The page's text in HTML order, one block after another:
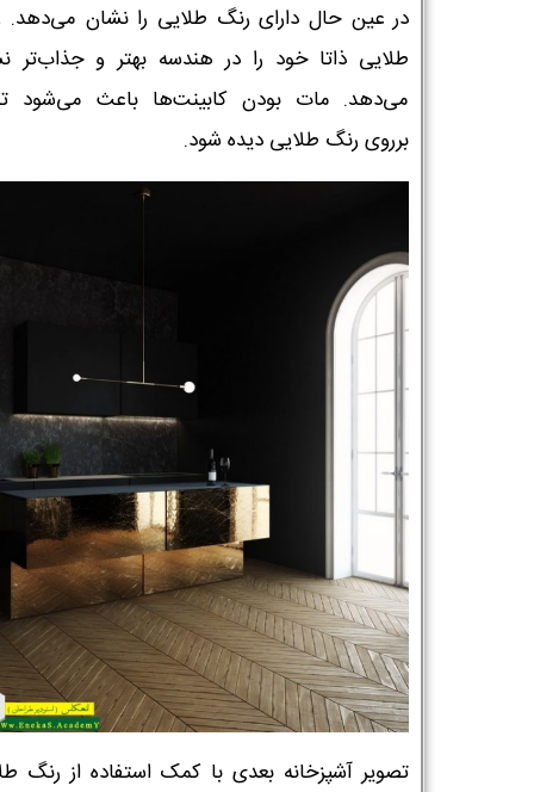
در عین حال دارای رنگ طلایی را نشان می‌دهد.
طلایی ذاتا خود را در هندسه بهتر و جذاب‌تر
می‌دهد. مات بودن کابینت‌ها باعث می‌شود
برروی رنگ طلایی دیده شود.
تصویر آشپزخانه بعدی با کمک استفاده از رنگ